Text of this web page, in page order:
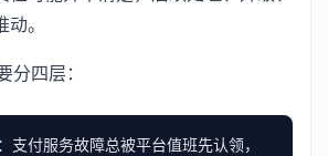
。
四层：
支付服务故障总被平台值班先认领，